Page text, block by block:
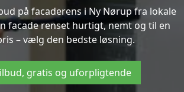
på facaderens i Ny Nørup fra lokale
facade renset hurtigt, nemt og til en
– vælg den bedste løsning.
gratis og uforpligtende